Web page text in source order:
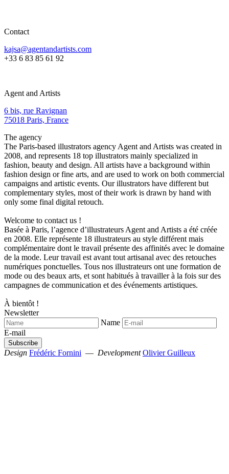
Contact
kajsa@agentandartists.com
+33 6 83 85 61 92
Agent and Artists
6 bis, rue Ravignan
75018 Paris, France
The agency
The Paris-based illustrators agency Agent and Artists was created in
2008, and represents 18 top illustrators mainly specialized in
fashion, beauty and design. All artists have a background within
fashion design or fine arts, and are used to work on both commercial
campaigns and artistic events. Our illustrators have different but
complementary styles, most of their work is drawn by hand with
only some final digital retouch.
Welcome to contact us !
Basée à Paris, l’agence d’illustrateurs Agent and Artists a été créée
en 2008. Elle représente 18 illustrateurs au style différent mais
complémentaire dont le travail présente des affinités avec le domaine
de la mode. Leur travail est avant tout artisanal avec des retouches
numériques ponctuelles. Tous nos illustrateurs ont une formation de
mode ou des beaux arts, et sont habitués à travailler à la fois sur des
campagnes de communication et des événements artistiques.
À bientôt !
Newsletter
Name
E-mail
Design Frédéric Fornini — Development Olivier Guilleux